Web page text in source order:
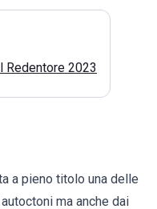
Redentore 2023
a pieno titolo una delle
ma anche dai